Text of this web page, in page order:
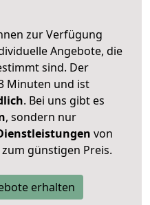
zur Verfügung
Angebote, die
sind. Der
Minuten und ist
. Bei uns gibt es
, sondern nur
von
günstigen Preis.
erhalten